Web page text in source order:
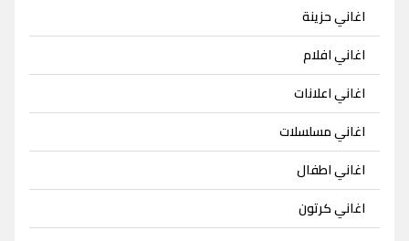
اغاني حزينة
اغاني افلام
اغاني اعلانات
اغاني مسلسلات
اغاني اطفال
اغاني كرتون